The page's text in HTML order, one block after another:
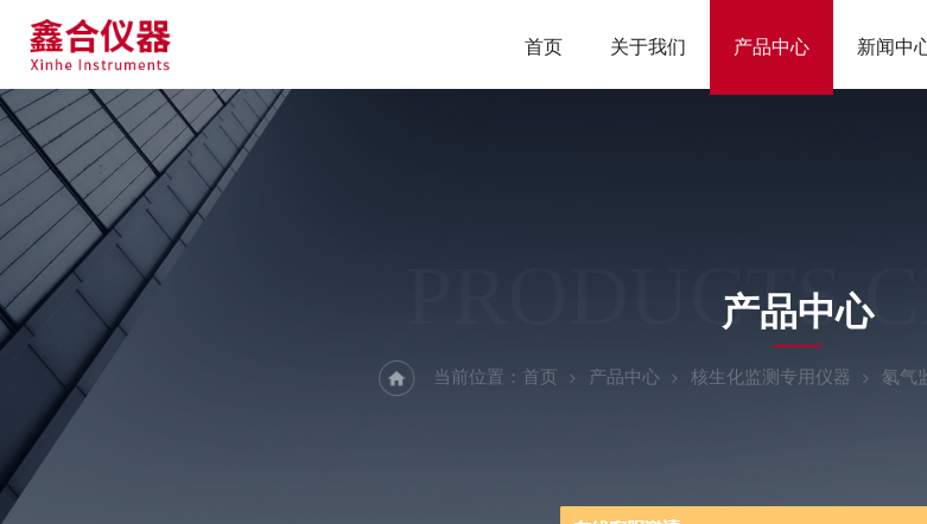
首页 关于我们 产品中心 新闻中
PRODUCTS
产品中心
当前位置： 首页 产品中心 核生化监测专用仪器 氡气